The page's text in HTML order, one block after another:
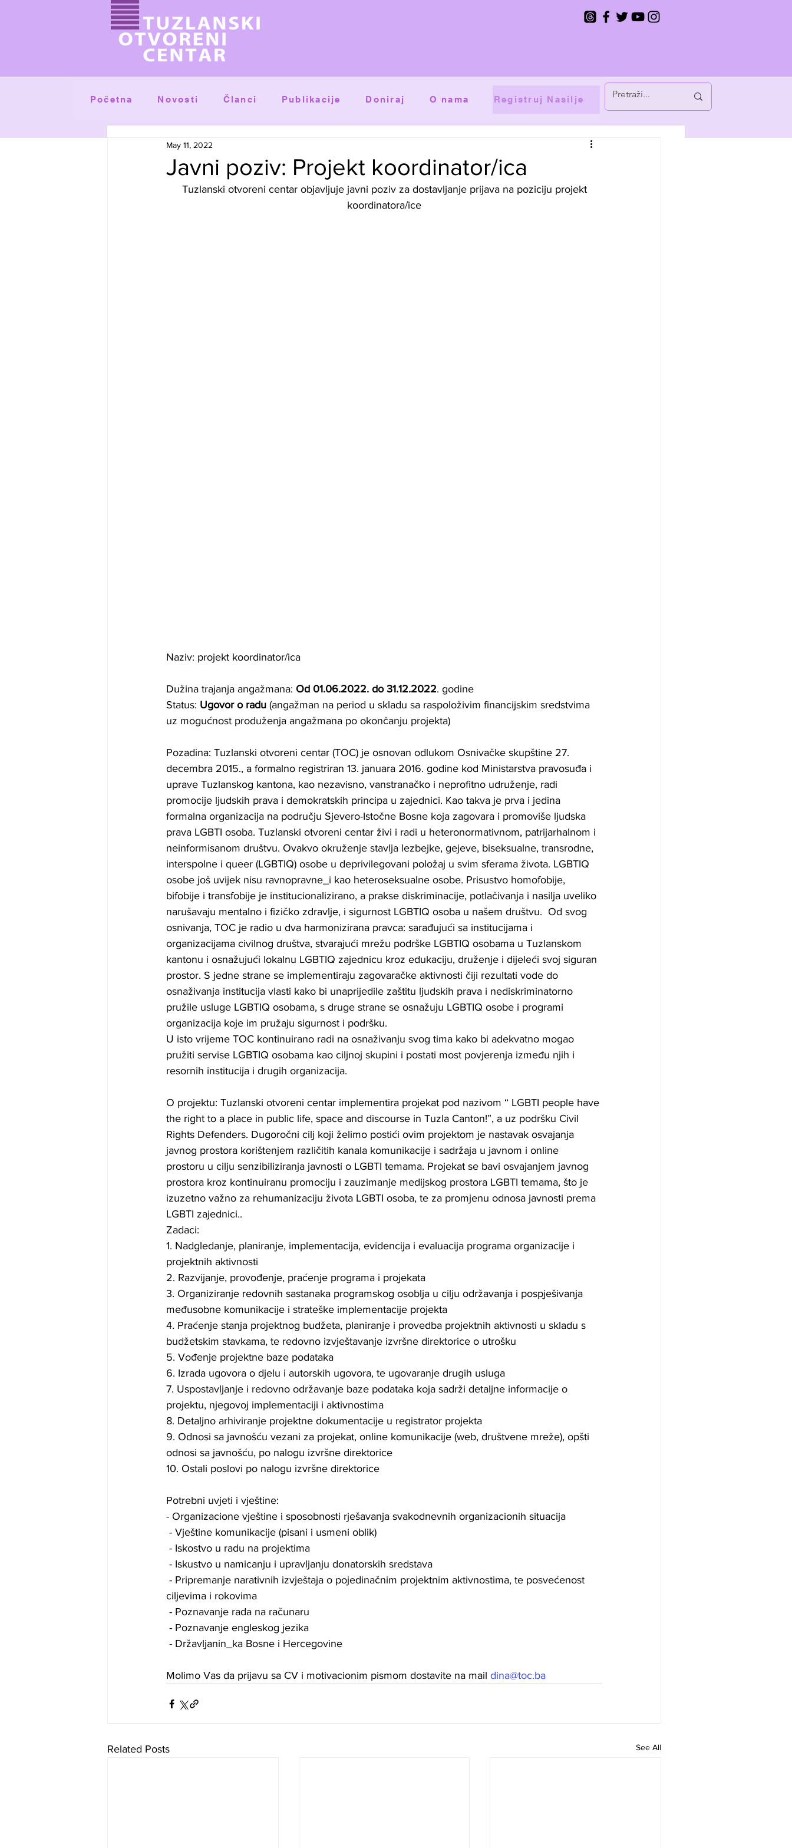
Početna Novosti Članci Publikacije Doniraj O nama Registruj Nasilje
Javni poziv: Projekt koordinator/ica
May 11, 2022
koordinatora/ice
Naziv: projekt koordinator/ica
Dužina trajanja angažmana: Od 01.06.2022. do 31.12.2022. godine
Status: Ugovor o radu (angažman na period u skladu sa raspoloživim financijskim sredstvima
uz mogućnost produženja angažmana po okončanju projekta)
Pozadina: Tuzlanski otvoreni centar (TOC) je osnovan odlukom Osnivačke skupštine 27.
decembra 2015., a formalno registriran 13. januara 2016. godine kod Ministarstva pravosuđa i
uprave Tuzlanskog kantona, kao nezavisno, vanstranačko i neprofitno udruženje, radi
promocije ljudskih prava i demokratskih principa u zajednici. Kao takva je prva i jedina
formalna organizacija na području Sjevero-Istočne Bosne koja zagovara i promoviše ljudska
prava LGBTI osoba. Tuzlanski otvoreni centar živi i radi u heteronormativnom, patrijarhalnom i
neinformisanom društvu. Ovakvo okruženje stavlja lezbejke, gejeve, biseksualne, transrodne,
interspolne i queer (LGBTIQ) osobe u deprivilegovani položaj u svim sferama života. LGBTIQ
osobe još uvijek nisu ravnopravne_i kao heteroseksualne osobe. Prisustvo homofobije,
bifobije i transfobije je institucionalizirano, a prakse diskriminacije, potlačivanja i nasilja uveliko
narušavaju mentalno i fizičko zdravlje, i sigurnost LGBTIQ osoba u našem društvu.  Od svog
osnivanja, TOC je radio u dva harmonizirana pravca: sarađujući sa institucijama i
organizacijama civilnog društva, stvarajući mrežu podrške LGBTIQ osobama u Tuzlanskom
kantonu i osnažujući lokalnu LGBTIQ zajednicu kroz edukaciju, druženje i dijeleći svoj siguran
prostor. S jedne strane se implementiraju zagovaračke aktivnosti čiji rezultati vode do
osnaživanja institucija vlasti kako bi unaprijedile zaštitu ljudskih prava i nediskriminatorno
pružile usluge LGBTIQ osobama, s druge strane se osnažuju LGBTIQ osobe i programi
organizacija koje im pružaju sigurnost i podršku.
U isto vrijeme TOC kontinuirano radi na osnaživanju svog tima kako bi adekvatno mogao
pružiti servise LGBTIQ osobama kao ciljnoj skupini i postati most povjerenja između njih i
resornih institucija i drugih organizacija.
O projektu: Tuzlanski otvoreni centar implementira projekat pod nazivom “ LGBTI people have
the right to a place in public life, space and discourse in Tuzla Canton!”, a uz podršku Civil
Rights Defenders. Dugoročni cilj koji želimo postići ovim projektom je nastavak osvajanja
javnog prostora korištenjem različitih kanala komunikacije i sadržaja u javnom i online
prostoru u cilju senzibiliziranja javnosti o LGBTI temama. Projekat se bavi osvajanjem javnog
prostora kroz kontinuiranu promociju i zauzimanje medijskog prostora LGBTI temama, što je
izuzetno važno za rehumanizaciju života LGBTI osoba, te za promjenu odnosa javnosti prema
LGBTI zajednici..
Zadaci:
1. Nadgledanje, planiranje, implementacija, evidencija i evaluacija programa organizacije i
projektnih aktivnosti
2. Razvijanje, provođenje, praćenje programa i projekata
3. Organiziranje redovnih sastanaka programskog osoblja u cilju održavanja i pospješivanja
međusobne komunikacije i strateške implementacije projekta
4. Praćenje stanja projektnog budžeta, planiranje i provedba projektnih aktivnosti u skladu s
budžetskim stavkama, te redovno izvještavanje izvršne direktorice o utrošku
5. Vođenje projektne baze podataka
6. Izrada ugovora o djelu i autorskih ugovora, te ugovaranje drugih usluga
7. Uspostavljanje i redovno održavanje baze podataka koja sadrži detaljne informacije o
projektu, njegovoj implementaciji i aktivnostima
8. Detaljno arhiviranje projektne dokumentacije u registrator projekta
9. Odnosi sa javnošću vezani za projekat, online komunikacije (web, društvene mreže), opšti
odnosi sa javnošću, po nalogu izvršne direktorice
10. Ostali poslovi po nalogu izvršne direktorice
Potrebni uvjeti i vještine:
- Organizacione vještine i sposobnosti rješavanja svakodnevnih organizacionih situacija
- Vještine komunikacije (pisani i usmeni oblik)
- Iskostvo u radu na projektima
- Iskustvo u namicanju i upravljanju donatorskih sredstava
ciljevima i rokovima
- Poznavanje rada na računaru
- Poznavanje engleskog jezika
- Državljanin_ka Bosne i Hercegovine
Molimo Vas da prijavu sa CV i motivacionim pismom dostavite na mail dina@toc.ba
Related Posts See All